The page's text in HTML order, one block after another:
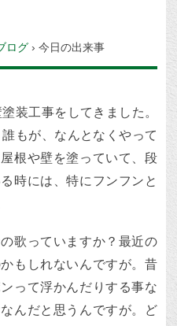
ログ › 今日の出来事
装工事をしてきました。
もが、なんとなくやって
根や壁を塗っていて、段
時には、特にフンフンと
歌っていますか？最近の
もしれないんですが。昔
って浮かんだりする事な
んだと思うんですが。ど